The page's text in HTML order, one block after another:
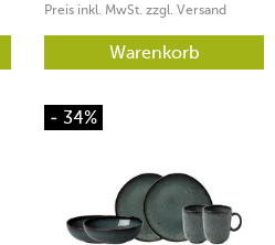
Preis inkl. MwSt. zzgl. Versand
Warenkorb
- 34%